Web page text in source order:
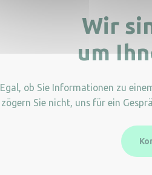
Wir
um
Egal, ob Sie Informationen zu
zögern Sie nicht, uns für ein